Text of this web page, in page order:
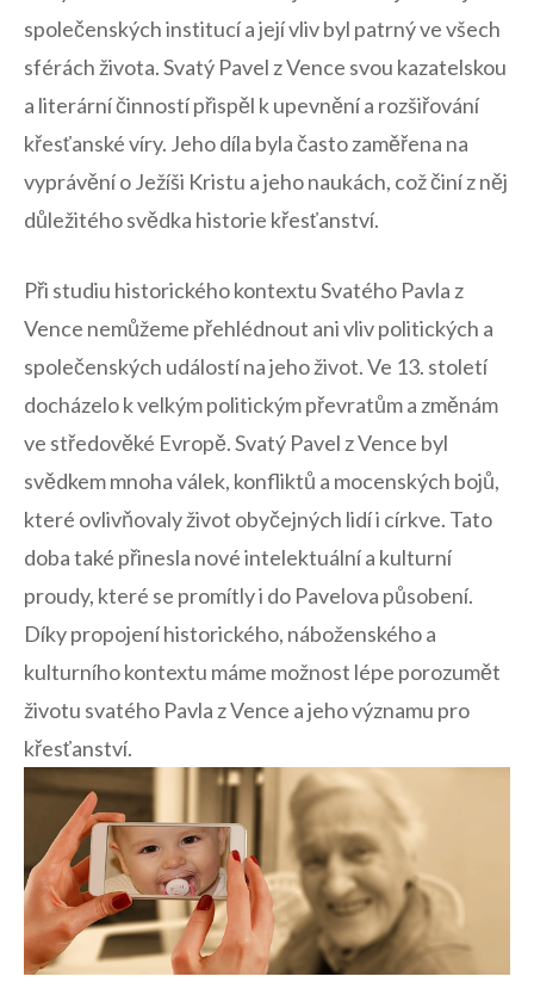
společenských ⁤institucí a​ její ⁢vliv byl patrný ‌ve ⁢všech
sférách života.⁤ Svatý Pavel⁢ z⁣ Vence svou‌ kazatelskou‌
a ⁢literární činností přispěl ​k upevnění a rozšiřování
⁤křesťanské víry. Jeho⁢ díla‌ byla často zaměřena ​na
vyprávění o Ježíši Kristu ⁢a‌ jeho naukách, což⁣ činí z ⁣něj
důležitého svědka historie ⁣křesťanství.
Při‌ studiu historického ⁤kontextu Svatého ‌Pavla⁢ z
Vence nemůžeme přehlédnout ‍ani vliv politických a
společenských událostí‌ na jeho život.‍ Ve 13. století
docházelo k velkým politickým převratům a změnám
ve středověké Evropě. Svatý Pavel z Vence byl
svědkem mnoha válek, konfliktů a mocenských⁤ bojů,
které ovlivňovaly ‍život‌ obyčejných lidí ‌i církve. Tato
doba také přinesla nové intelektuální a ⁢kulturní
proudy, které se ‍promítly i do Pavelova působení.
Díky⁢ propojení historického, náboženského a
kulturního kontextu máme možnost⁢ lépe porozumět
životu svatého Pavla z ​Vence a jeho významu ‍pro‌
křesťanství.